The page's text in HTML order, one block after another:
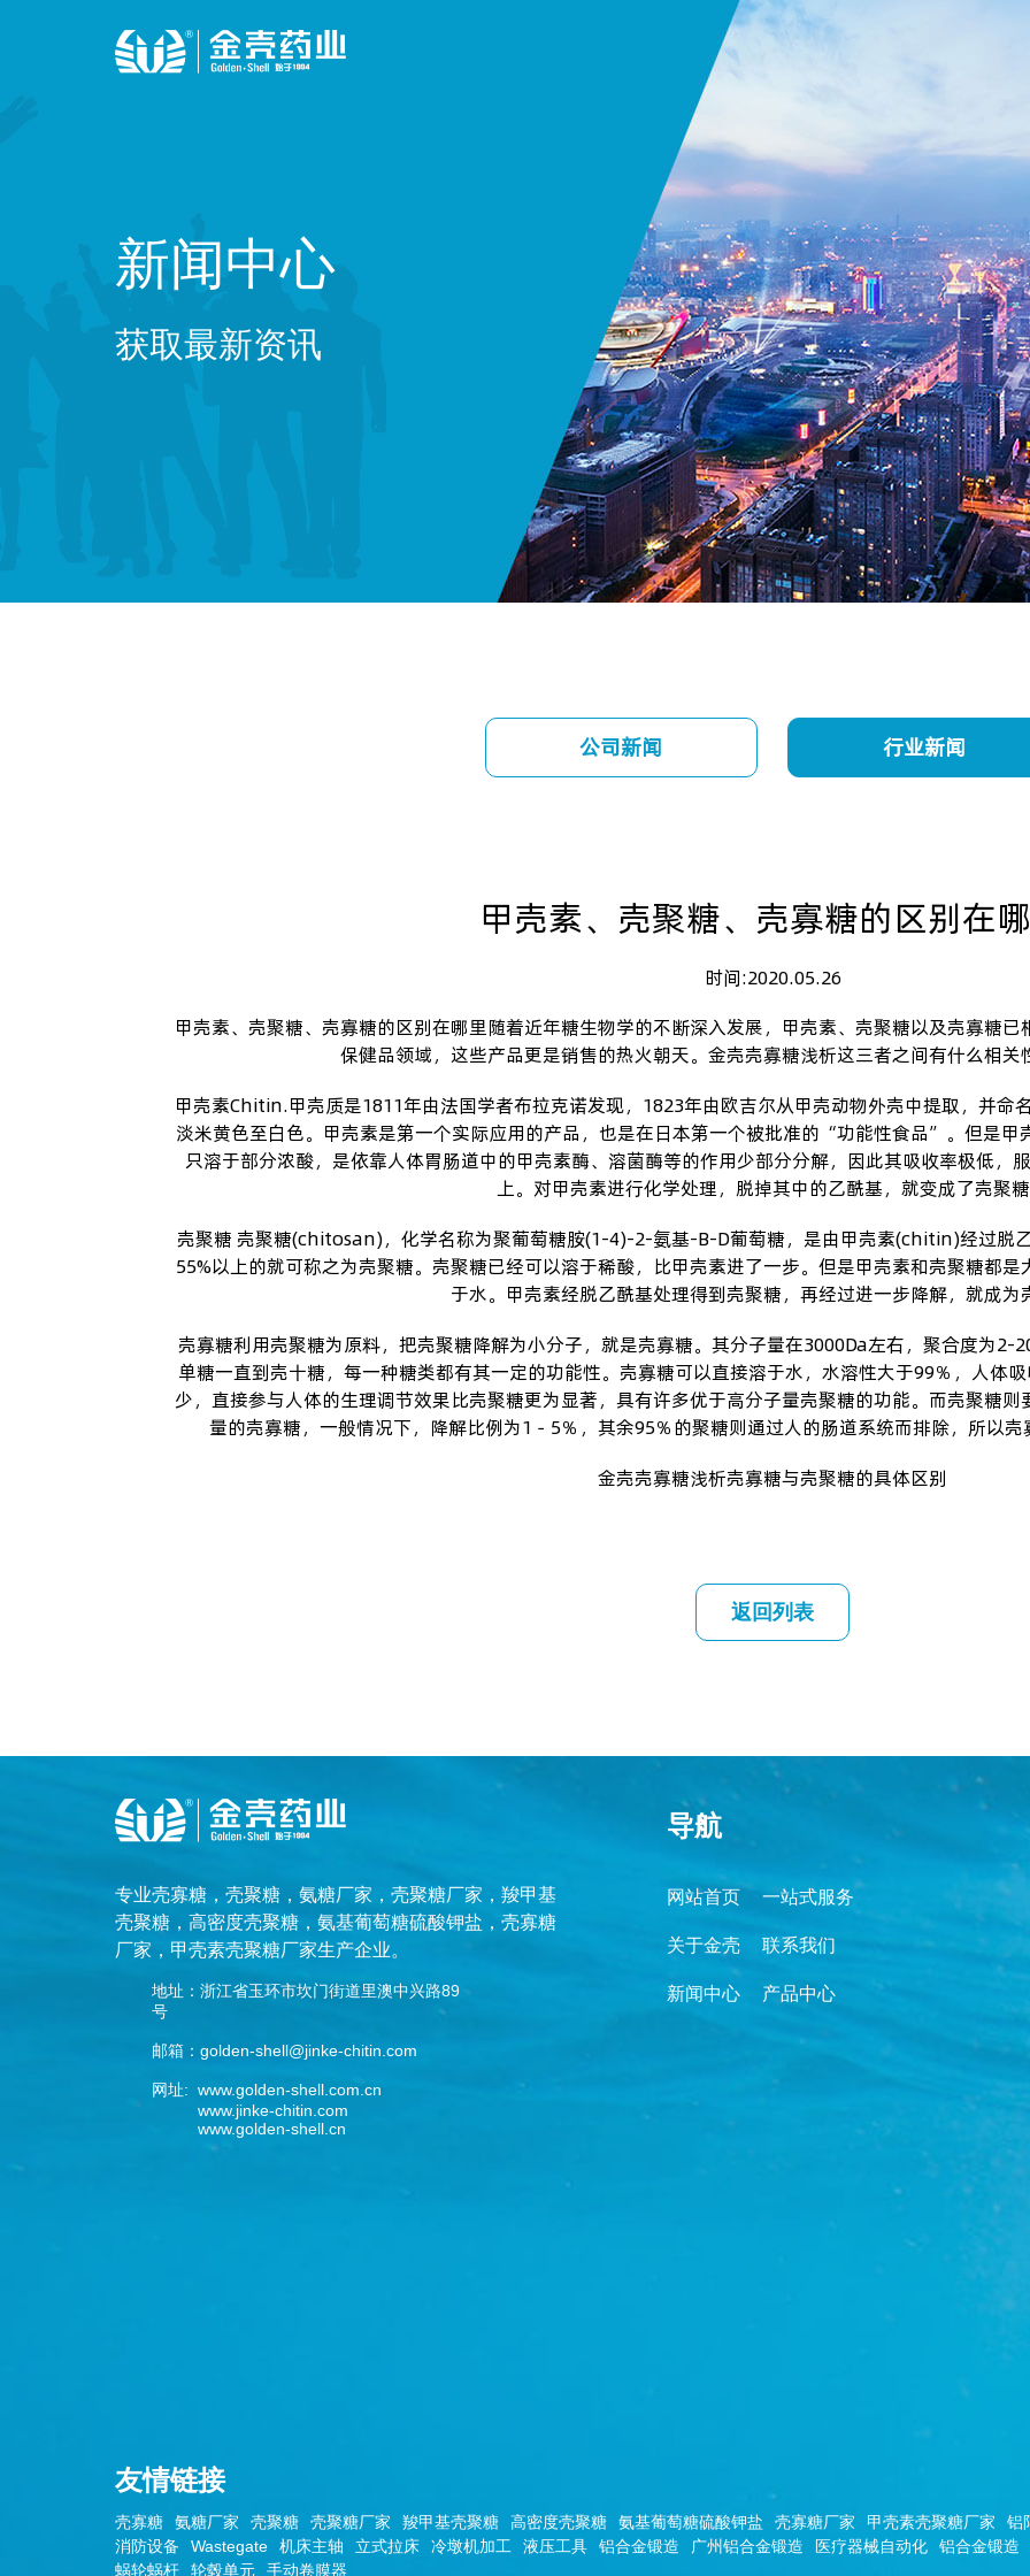
新闻中心
获取最新资讯
公司新闻 行业新闻
甲壳素、壳聚糖、壳寡糖的区别在
时间:2020.05.26
甲壳素、壳聚糖、壳寡糖的区别在哪里随着近年糖生物学的不断深入发展，甲壳素、壳聚糖以及壳寡糖
保健品领域，这些产品更是销售的热火朝天。金壳壳寡糖浅析这三者之间有什么相关
甲壳素Chitin.甲壳质是1811年由法国学者布拉克诺发现，1823年由欧吉尔从甲壳动物外壳中提取，并命
淡米黄色至白色。甲壳素是第一个实际应用的产品，也是在日本第一个被批准的“功能性食品”。但是甲
只溶于部分浓酸，是依靠人体胃肠道中的甲壳素酶、溶菌酶等的作用少部分分解，因此其吸收率极低，
上。对甲壳素进行化学处理，脱掉其中的乙酰基，就变成了壳聚
壳聚糖 壳聚糖(chitosan)，化学名称为聚葡萄糖胺(1-4)-2-氨基-B-D葡萄糖，是由甲壳素(chitin)经过脱
55%以上的就可称之为壳聚糖。壳聚糖已经可以溶于稀酸，比甲壳素进了一步。但是甲壳素和壳聚糖都
于水。甲壳素经脱乙酰基处理得到壳聚糖，再经过进一步降解，就成为
壳寡糖利用壳聚糖为原料，把壳聚糖降解为小分子，就是壳寡糖。其分子量在3000Da左右，聚合度为2-
单糖一直到壳十糖，每一种糖类都有其一定的功能性。壳寡糖可以直接溶于水，水溶性大于99％，人体
少，直接参与人体的生理调节效果比壳聚糖更为显著，具有许多优于高分子量壳聚糖的功能。而壳聚糖
量的壳寡糖，一般情况下，降解比例为1－5％，其余95％的聚糖则通过人的肠道系统而排除，所以
金壳壳寡糖浅析壳寡糖与壳聚糖的具体区别
返回列表
专业壳寡糖 ， 壳聚糖 ， 氨糖厂家 ， 壳聚糖厂家 ， 羧甲基
壳聚糖 ， 高密度壳聚糖 ， 氨基葡萄糖硫酸钾盐 ， 壳寡糖
厂家 ， 甲壳素壳聚糖厂家生产企业。
地址：浙江省玉环市坎门街道里澳中兴路89
号
邮箱：golden-shell@jinke-chitin.com
网址: www.golden-shell.com.cn
www.jinke-chitin.com
www.golden-shell.cn
导航
网站首页 一站式服务
关于金壳 联系我们
新闻中心 产品中心
友情链接
壳寡糖 氨糖厂家 壳聚糖 壳聚糖厂家 羧甲基壳聚糖 高密度壳聚糖 氨基葡萄糖硫酸钾盐 壳寡糖厂家 甲壳素壳聚糖厂家
铝
消防设备
Wastegate 机床主轴 立式拉床 冷墩机加工 液压工具 铝合金锻造 广州铝合金锻造 医疗器械自动化
铝合金锻造
蜗轮蜗杆
轮毂单元 手动卷膜器